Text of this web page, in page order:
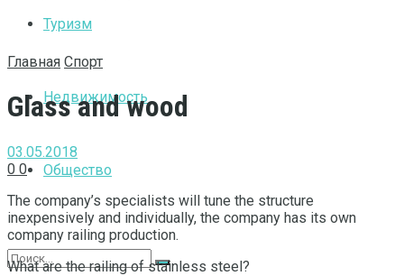
Туризм
Недвижимость
Общество
Главная Спорт
Glass and wood
03.05.2018
0 0
The company’s specialists will tune the structure
inexpensively and individually, the company has its own
company railing production.
What are the railing of stainless steel?